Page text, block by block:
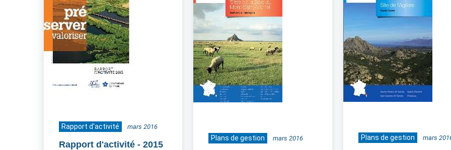
Rapport d'activité mars 2016
Rapport d'activité - 2015
Plans de gestion mars 2016 Plans de gestion mars